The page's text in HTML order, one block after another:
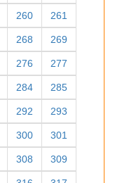
204 205
212 213
220 221
228 229
236 237
244 245
252 253